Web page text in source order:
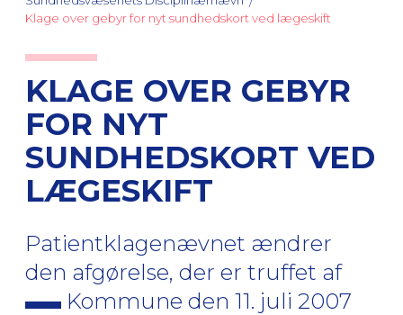
Klage over gebyr for nyt sundhedskort ved lægeskift
KLAGE OVER GEBYR
FOR NYT
SUNDHEDSKORT VED
LÆGESKIFT
Patientklagenævnet ændrer
den afgørelse, der er truffet af
Kommune den 11. juli 2007